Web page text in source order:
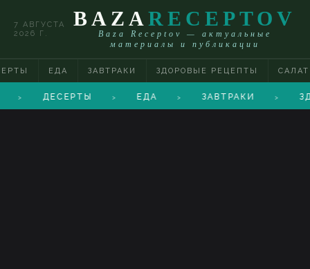
7 АВГУСТА
2026 Г.
BAZA RECEPTOV
Baza Receptov — актуальные
материалы и публикации
ЕДА ЗАВТРАКИ ЗДОРОВЫЕ РЕЦЕПТЫ
> ДЕСЕРТЫ > ЕДА > ЗАВТРАКИ >